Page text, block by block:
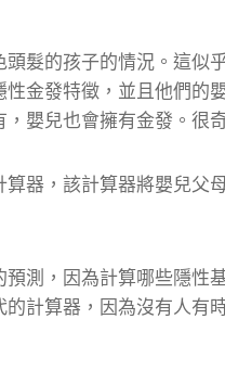
髮的孩子的情況。 這似
金發特徵，並且他們的
嬰兒也會擁有金發。 很
器，該計算器將嬰兒父
測，因為計算哪些隱性
計算器，因為沒有人有